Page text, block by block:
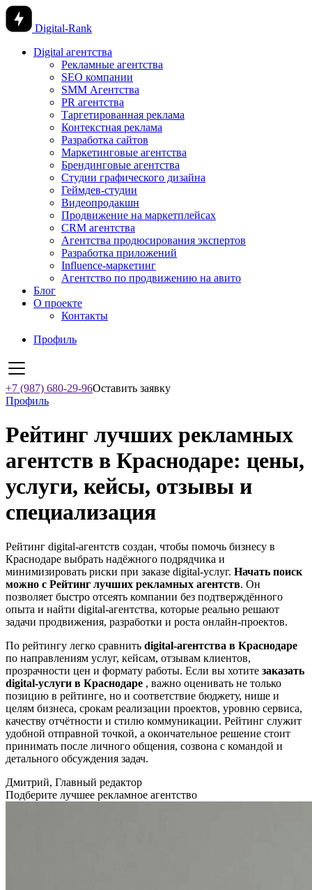
Digital-Rank
Digital агентства
Рекламные агентства
SEO компании
SMM Агентства
PR агентства
Таргетированная реклама
Контекстная реклама
Разработка сайтов
Маркетинговые агентства
Брендинговые агентства
Студии графического дизайна
Геймдев-студии
Видеопродакшн
Продвижение на маркетплейсах
CRM агентства
Агентства продюсирования экспертов
Разработка приложений
Influence-маркетинг
Агентство по продвижению на авито
Блог
О проекте
Контакты
Профиль
+7 (987) 680-29-96Оставить заявку
Профиль
Рейтинг лучших рекламных
агентств в Краснодаре: цены,
услуги, кейсы, отзывы и
специализация
Рейтинг digital-агентств создан, чтобы помочь бизнесу в
Краснодаре выбрать надёжного подрядчика и
минимизировать риски при заказе digital-услуг. Начать поиск
можно с Рейтинг лучших рекламных агентств. Он
позволяет быстро отсеять компании без подтверждённого
опыта и найти digital-агентства, которые реально решают
задачи продвижения, разработки и роста онлайн-проектов.
По рейтингу легко сравнить digital-агентства в Краснодаре
по направлениям услуг, кейсам, отзывам клиентов,
прозрачности цен и формату работы. Если вы хотите заказать
digital-услуги в Краснодаре , важно оценивать не только
позицию в рейтинге, но и соответствие бюджету, нише и
целям бизнеса, срокам реализации проектов, уровню сервиса,
качеству отчётности и стилю коммуникации. Рейтинг служит
удобной отправной точкой, а окончательное решение стоит
принимать после личного общения, созвона с командой и
детального обсуждения задач.
Дмитрий, Главный редактор
Подберите лучшее рекламное агентство